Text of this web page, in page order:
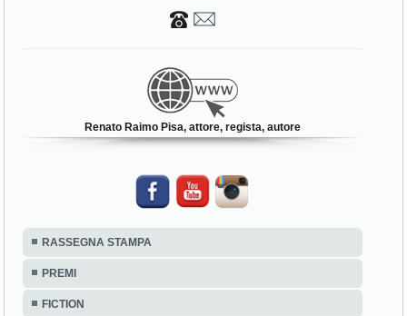
Renato Raimo Pisa, attore, regista, autore
RASSEGNA STAMPA
PREMI
FICTION